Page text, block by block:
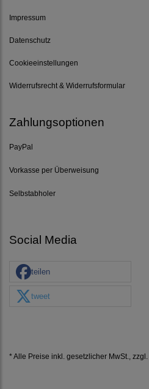
Impressum
Datenschutz
Cookieeinstellungen
Widerrufsrecht & Widerrufsformular
Zahlungsoptionen
PayPal
Vorkasse per Überweisung
Selbstabholer
Social Media
teilen
tweet
* Alle Preise inkl. gesetzlicher MwSt., zzgl.